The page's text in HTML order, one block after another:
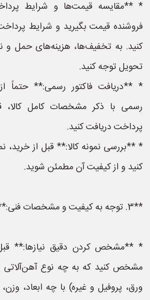
* **مقایسه قیمت‌ها و شرایط
فروشنده قیمت بگیرید و شرایط
کنید. به تخفیف‌ها، هزینه‌های حمل و
تحویل توجه کنید.
* **دریافت فاکتور رسمی:** حتماً از
رسمی با ذکر مشخصات کامل کالا،
پرداخت دریافت کنید.
* **بررسی نمونه کالا:** قبل از خرید،
کنید و از کیفیت آن مطمئن شوید.
**3. توجه به کیفیت و مشخصات فنی:**
* **مشخص کردن دقیق نیازها:** قبل
مشخص کنید که به چه نوع آهن‌آلاتی
ورق، پروفیل و غیره) با چه ابعاد،